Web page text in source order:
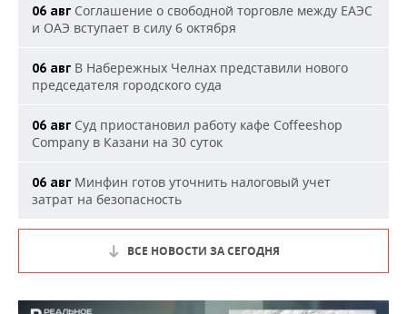
06 авг Соглашение о свободной торговле между ЕАЭС
и ОАЭ вступает в силу 6 октября
06 авг В Набережных Челнах представили нового
председателя городского суда
06 авг Суд приостановил работу кафе Coffeeshop
Company в Казани на 30 суток
06 авг Минфин готов уточнить налоговый учет
затрат на безопасность
ВСЕ НОВОСТИ ЗА СЕГОДНЯ